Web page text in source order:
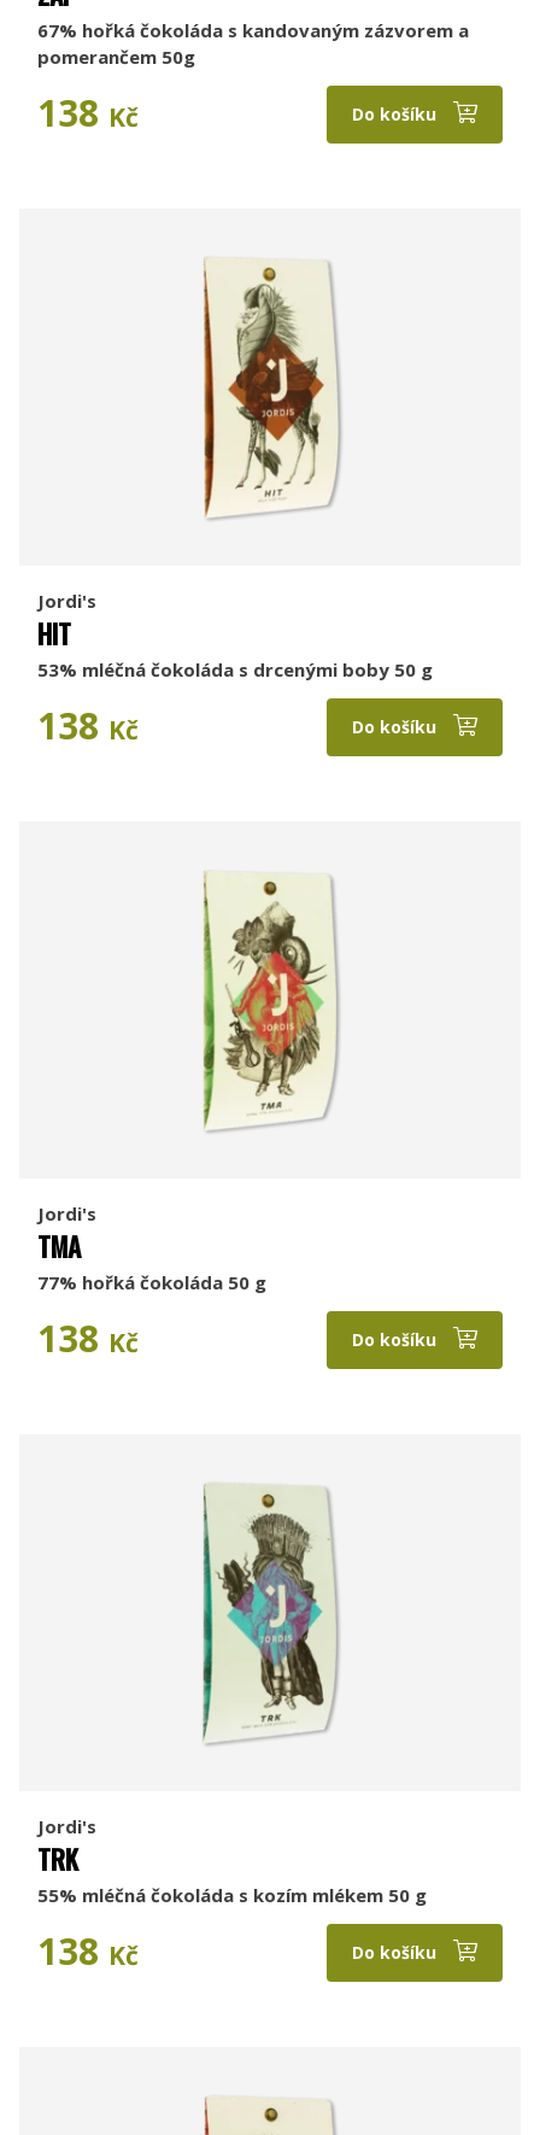
67% hořká čokoláda s kandovaným zázvorem a
pomerančem 50g
138 Kč Do košíku
Jordi's
HIT
53% mléčná čokoláda s drcenými boby 50 g
138 Kč Do košíku
Jordi's
TMA
77% hořká čokoláda 50 g
138 Kč Do košíku
Jordi's
TRK
55% mléčná čokoláda s kozím mlékem 50 g
138 Kč Do košíku